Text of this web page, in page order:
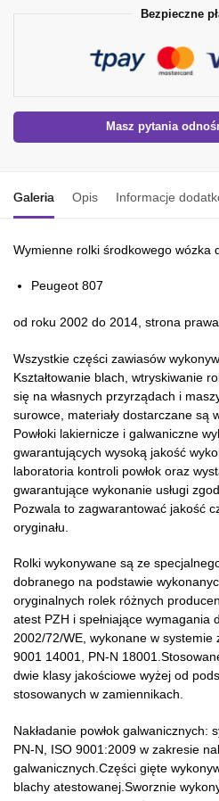
Bezpieczne
Masz pytania
Galeria Opis Informacje
Wymienne rolki środkowego wózka
Peugeot 807
od roku 2002 do 2014, strona prawa
Wszystkie części zawiasów
Kształtowanie blach, wtryskiwanie
się na własnych przyrządach i
surowce, materiały dostarczane są
Powłoki lakiernicze i galwaniczne
gwarantujących wysoką jakość
laboratoria kontroli powłok oraz
gwarantujące wykonanie usługi
Pozwala to zagwarantować jakość
oryginału.
Rolki wykonywane są ze
dobranego na podstawie
oryginalnych rolek różnych
atest PZH i spełniające wymagania
2002/72/WE, wykonane w systemie
9001 14001, PN-N
dwie klasy jakościowe wyżej od
stosowanych w zamiennikach.
Nakładanie powłok
PN-N, ISO 9001:2009 w zakresie
galwanicznych.Części gięte
blachy atestowanej.Sworznie